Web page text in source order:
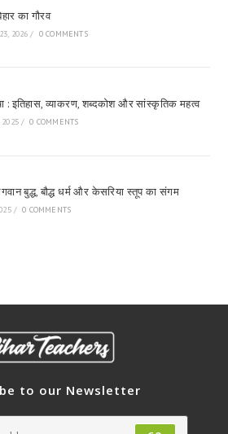
का गौरव
2026 / 0 COMMENTS
: इतिहास, व्याकरण, शब्दकोश और सांस्कृतिक महत्व
2025 / 0 COMMENTS
बुद्ध, बौद्ध धर्म और केसरिया स्तूप का संगम
/ 0 COMMENTS
to our Newsletter